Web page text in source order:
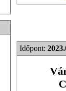
Időpont: